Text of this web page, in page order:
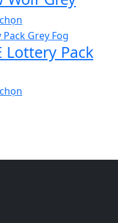
tùy
chọn
có
phẩm
có
biến
thể.
phẩm
này
có
có
Lottery Pack
biến